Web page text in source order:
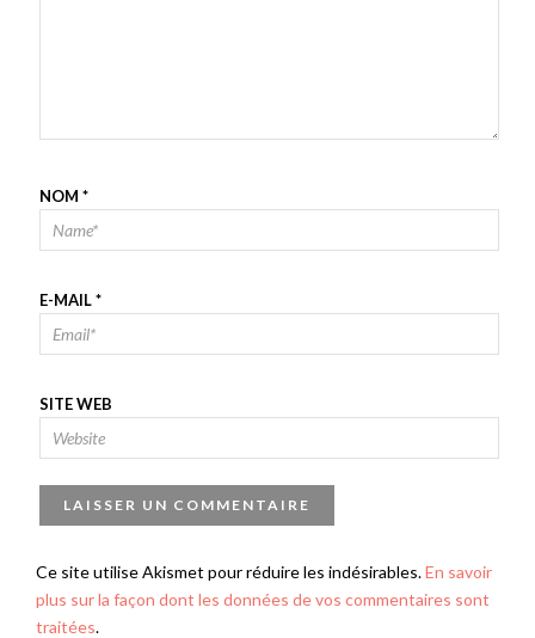
NOM *
E-MAIL*
SITE WEB
Ce site utilise Akismet pour réduire les indésirables.En savoir
plus sur la façon dont les données de vos commentaires sont
traitées.